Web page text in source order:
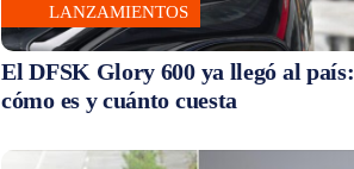
LANZAMIENTOS
El DFSK Glory 600 ya llegó al país:
cómo es y cuánto cuesta